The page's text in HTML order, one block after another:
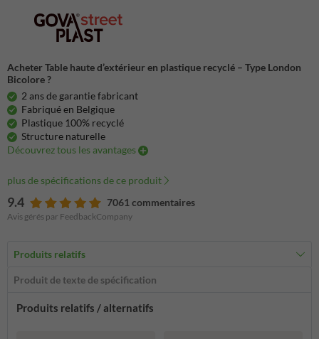
Acheter Table haute d’extérieur en plastique recyclé – Type London
Bicolore ?
2 ans de garantie fabricant
Fabriqué en Belgique
Plastique 100% recyclé
Structure naturelle
Découvrez tous les avantages
plus de spécifications de ce produit
9.4 7061 commentaires
Avis gérés par FeedbackCompany
Produits relatifs
Produit de texte de spécification
Produits relatifs / alternatifs